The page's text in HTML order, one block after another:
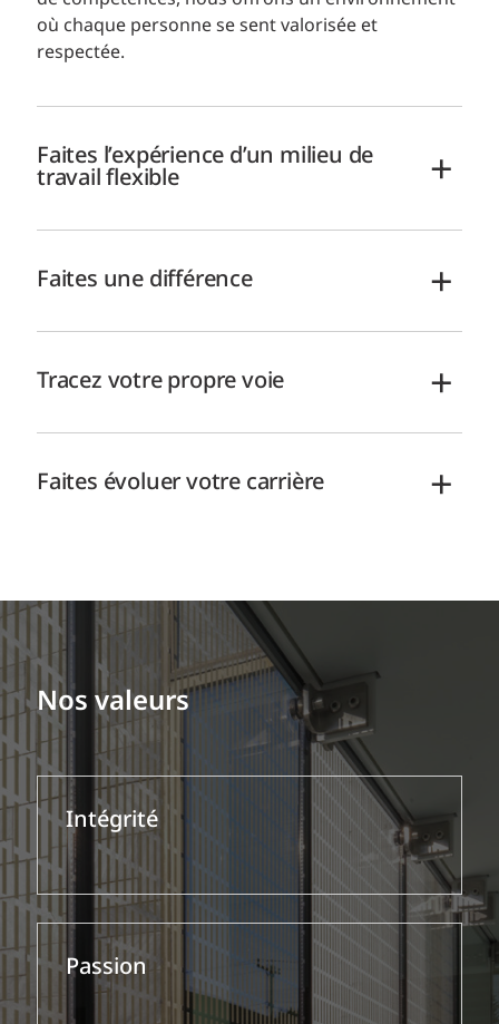
où chaque personne se sent valorisée et
respectée.
Faites l’expérience d’un milieu de
travail flexible
Faites une différence
Tracez votre propre voie
Faites évoluer votre carrière
Nos valeurs
Intégrité
Passion